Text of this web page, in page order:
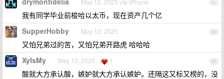
91
May 12, 2025 via iPhone
我有同学毕业前梭哈以太币，现在资产几个亿
92
SupperHobby May 12, 2025
又怕兄弟过的苦，又怕兄弟开路虎 哈哈哈
93
XyIsMy May 12, 2025 1
酸就大方承认酸，嫉妒就大方承认嫉妒。还隔这又标又榜的，没